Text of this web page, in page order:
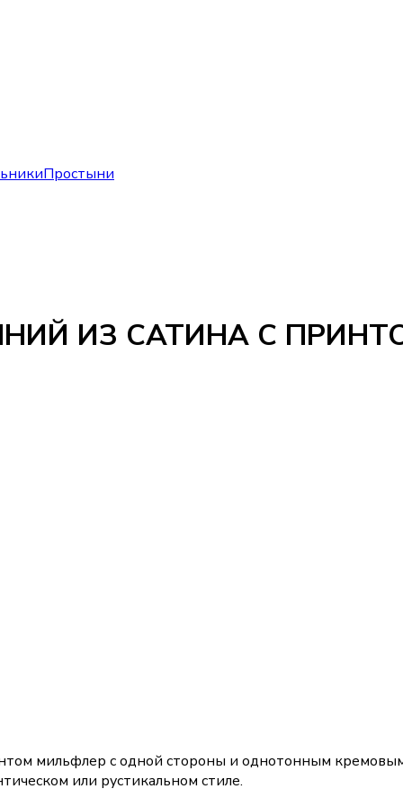
Простыни
ИЗ САТИНА С
мильфлер с одной стороны и однотонным
или рустикальном стиле.